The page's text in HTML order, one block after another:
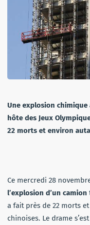
Une explosion
hôte des Jeux
22 morts et environ
Ce mercredi 28
l’explosion d’un camion
a fait près de 22 morts
chinoises. Le drame